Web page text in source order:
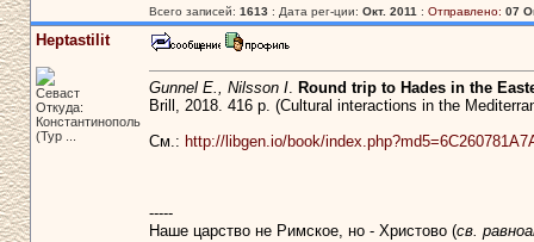
Всего записей: 1613: Дата рег-ции: Окт. 2011 : Отправлено: 07
Heptastilit
Севаст
Откуда:
Константинополь
(Тур ...
Gunnel E., Nilsson I. Round trip to Hades in the
Brill, 2018. 416 p. (Cultural interactions in the
См.: http://libgen.io/book/
-----
Наше царство не Римское, но - Христово (св.